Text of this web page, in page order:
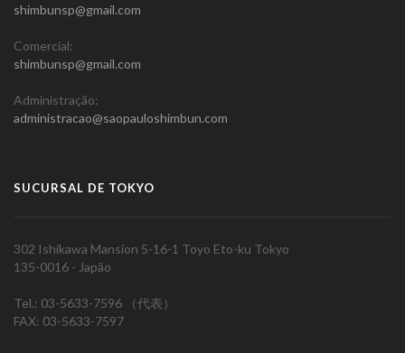
shimbunsp@gmail.com
Comercial:
shimbunsp@gmail.com
Administração:
administracao@saopauloshimbun.com
SUCURSAL DE TOKYO
302 Ishikawa Mansion 5-16-1 Toyo Eto-ku Tokyo
135-0016 - Japão
Tel.: 03-5633-7596 （代表）
FAX: 03-5633-7597